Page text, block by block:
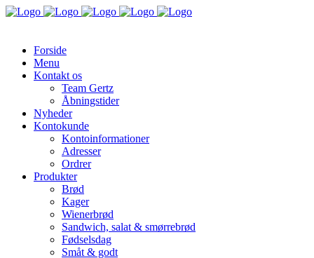
Forside
Menu
Kontakt os
Team Gertz
Åbningstider
Nyheder
Kontokunde
Kontoinformationer
Adresser
Ordrer
Produkter
Brød
Kager
Wienerbrød
Sandwich, salat & smørrebrød
Fødselsdag
Småt & godt